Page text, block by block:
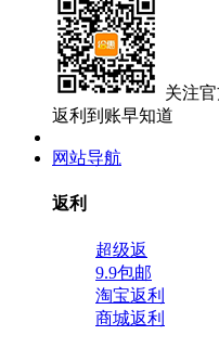
关注
返利到账早知道
网站导航
返利
超级返
9.9包邮
淘宝返利
商城返利